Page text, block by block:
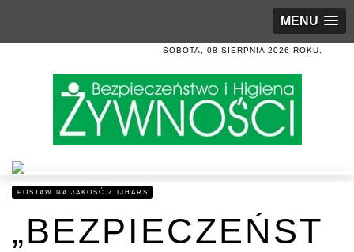
MENU
SOBOTA, 08 SIERPNIA 2026 ROKU.
POSTAW NA JAKOŚĆ Z IJHARS
„BEZPIECZEŃST